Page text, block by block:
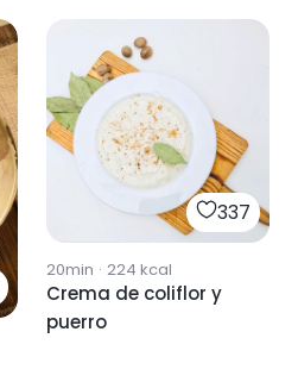
337
20min · 224 kcal
Crema de coliflor y
puerro